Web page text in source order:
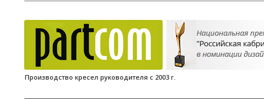
Производство кресел руководителя с 2003 г.